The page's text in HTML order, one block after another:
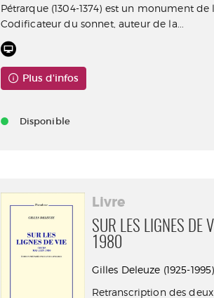
Pétrarque (1304-1374) est un monument de
Codificateur du sonnet, auteur de la...
Plus d'infos
Disponible
Livre
SUR LES LIGNES DE
1980
Gilles Deleuze (1925-
Retranscription des